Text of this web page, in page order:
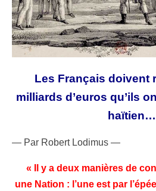
Les Français doivent
milliards d’euros qu’ils
— Par Robert Lodimus —
«
Il y a deux manières de
une Nation : l’une est par